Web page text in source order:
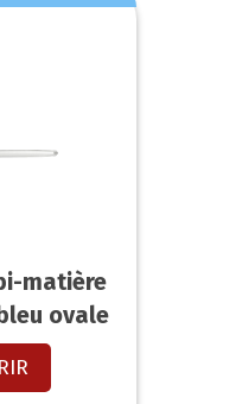
matière
ovale